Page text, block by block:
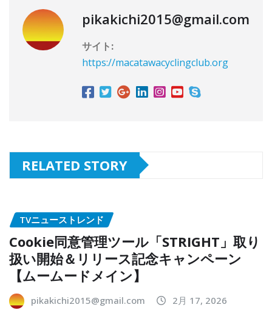
pikakichi2015@gmail.com
サイト:
https://macatawacyclingclub.org
RELATED STORY
TVニューストレンド
Cookie同意管理ツール「STRIGHT」取り
扱い開始＆リリース記念キャンペーン
【ムームードメイン】
pikakichi2015@gmail.com 2月 17, 2026